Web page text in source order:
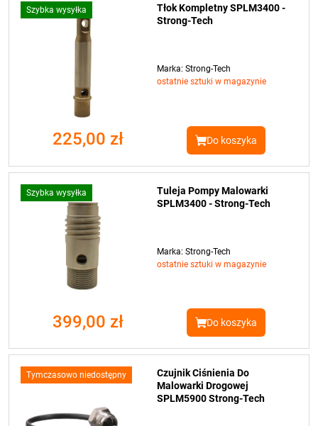
Szybka wysyłka
Tłok Kompletny SPLM3400 -
Strong-Tech
Marka: Strong-Tech
ostatnie sztuki w magazynie
225,00 zł Do koszyka
Szybka wysyłka
Tuleja Pompy Malowarki
SPLM3400 - Strong-Tech
Marka: Strong-Tech
ostatnie sztuki w magazynie
399,00 zł Do koszyka
Tymczasowo niedostępny
Czujnik Ciśnienia Do
Malowarki Drogowej
SPLM5900 Strong-Tech